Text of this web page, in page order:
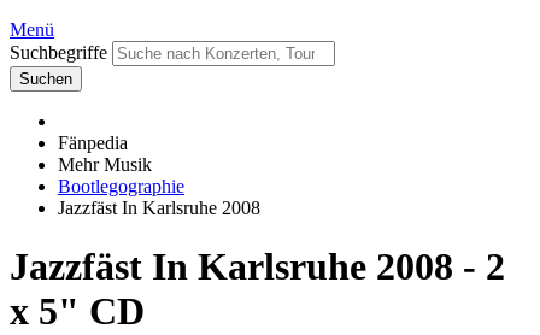
Menü
Suchbegriffe
Suchen
Fänpedia
Mehr Musik
Bootlegographie
Jazzfäst In Karlsruhe 2008
Jazzfäst In Karlsruhe 2008 - 2
x 5" CD